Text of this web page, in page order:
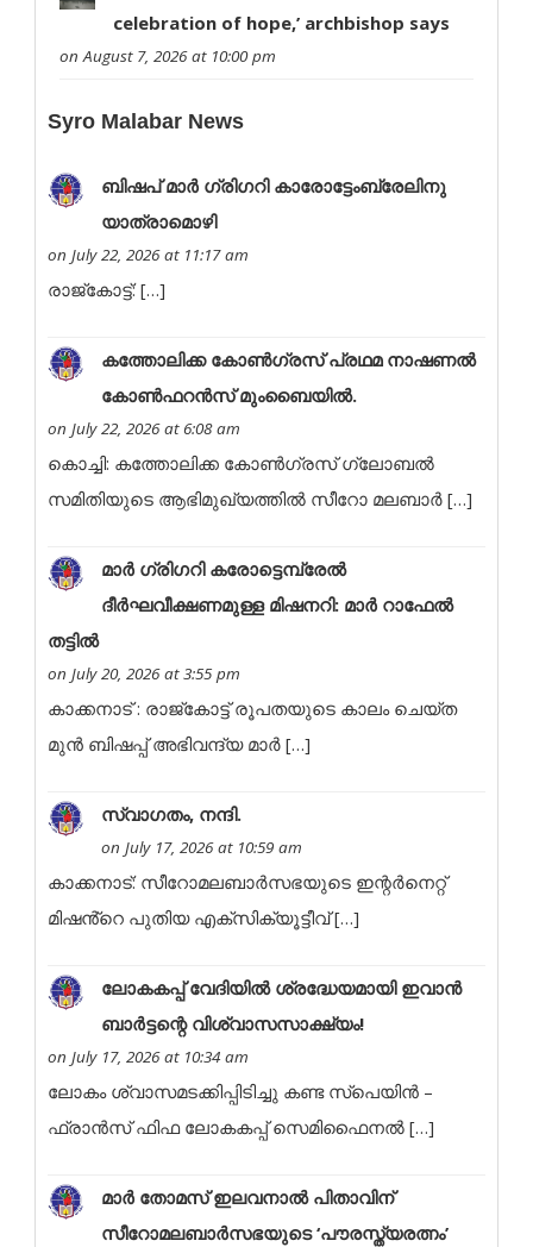
celebration of hope,’ archbishop says
on August 7, 2026 at 10:00 pm
Syro Malabar News
ബി​​​​​ഷ​​​​​പ് മാ​​​​​ര്‍ ഗ്രി​​​​​ഗ​​​​​റി കാരോട്ടേംബ്രേലിനു
യാത്രാമൊഴി
on July 22, 2026 at 11:17 am
രാ​​​​​​​​​ജ്‌​​​​​​​​​കോ​​​​​​​​​ട്ട്: […]
കത്തോലിക്ക കോൺഗ്രസ് പ്രഥമ നാഷണൽ
കോൺഫറൻസ് മുംബൈയിൽ.
on July 22, 2026 at 6:08 am
കൊച്ചി: കത്തോലിക്ക കോൺഗ്രസ് ഗ്ലോബൽ
സമിതിയുടെ ആഭിമുഖ്യത്തിൽ സീറോ മലബാർ […]
മാർ ഗ്രിഗറി കരോട്ടെമ്പ്രേൽ
ദീർഘവീക്ഷണമുള്ള മിഷനറി: മാർ റാഫേൽ
തട്ടിൽ
on July 20, 2026 at 3:55 pm
കാക്കനാട് : രാജ്കോട്ട് രൂപതയുടെ കാലം ചെയ്ത
മുൻ ബിഷപ്പ് അഭിവന്ദ്യ മാർ […]
സ്വാഗതം, നന്ദി.
on July 17, 2026 at 10:59 am
കാക്കനാട്: സീറോമലബാർസഭയുടെ ഇന്റർനെറ്റ്
മിഷൻ്റെ പുതിയ എക്സിക്യൂട്ടീവ് […]
ലോകകപ്പ് വേദിയിൽ ശ്രദ്ധേയമായി ഇവാൻ
ബാർട്ടന്റെ വിശ്വാസസാക്ഷ്യം!
on July 17, 2026 at 10:34 am
ലോകം ശ്വാസമടക്കിപ്പിടിച്ചു കണ്ട സ്പെയിൻ –
ഫ്രാൻസ് ഫിഫ ലോകകപ്പ് സെമിഫൈനൽ […]
മാർ തോമസ് ഇലവനാൽ പിതാവിന്
സീറോമലബാർസഭയുടെ ‘പൗരസ്ത്യരത്നം’